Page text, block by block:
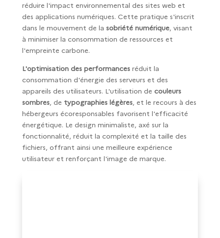
réduire l'impact environnemental des sites web et
des applications numériques. Cette pratique s'inscrit
dans le mouvement de la sobriété numérique, visant
à minimiser la consommation de ressources et
l'empreinte carbone.
L'optimisation des performancesréduit la
consommation d'énergie des serveurs et des
appareils des utilisateurs. L'utilisation de couleurs
sombres, de typographies légères, et le recours à des
hébergeurs écoresponsables favorisent l'efficacité
énergétique. Le design minimaliste, axé sur la
fonctionnalité, réduit la complexité et la taille des
fichiers, offrant ainsi une meilleure expérience
utilisateur et renforçant l'image de marque.